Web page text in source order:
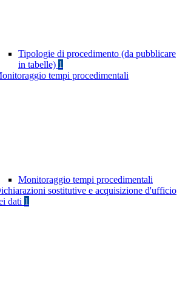
Tipologie di procedimento (da pubblicare
in tabelle) 1
tempi procedimentali
Monitoraggio tempi procedimentali
sostitutive e acquisizione d'ufficio
dati 1